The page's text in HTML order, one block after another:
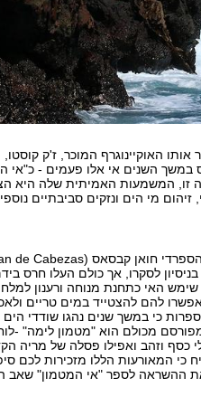
לא מספיק, בשנת 1994 הגדיר אותו האוקיינוגרף המוכר, ז'ק קוסטו,
במשך השנים אי אלו פעמים - כ"אי
זו, המשמעות האמיתית שלה היא
מי הים ונזקים סביבתיים
לסקרו, אך כולם העלו חרס
האי כתחנת מנוחה ורענון
אפשרו להם להצטייד במים טריים
כי במשך שנים נהגו שודדי הים
מכולם הוא "מטמון לימה" -
כסף וזהב ואפילו פסלה של מריה
כי המאורעות הללו מזכירות לכם
את ההשראה לספר "אי המטמון" שאב